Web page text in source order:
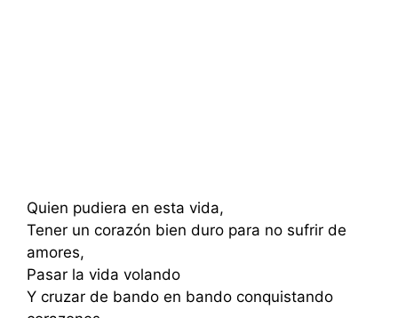
Quien pudiera en esta vida,
Tener un corazón bien duro para no sufrir de
amores,
Pasar la vida volando
Y cruzar de bando en bando conquistando